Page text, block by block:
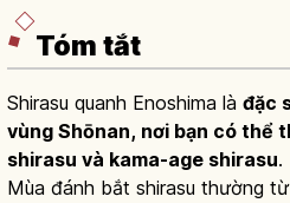
Tóm tắt
Shirasu quanh Enoshima là đặc
vùng Shōnan, nơi bạn có thể
shirasu và kama-age shirasu.
Mùa đánh bắt shirasu thường